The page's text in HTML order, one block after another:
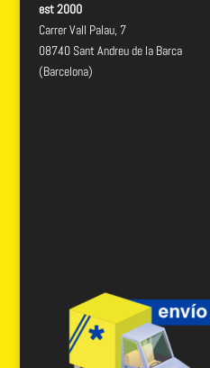
est 2000
Carrer Vall Palau, 7
08740 Sant Andreu de la Barca
(Barcelona)